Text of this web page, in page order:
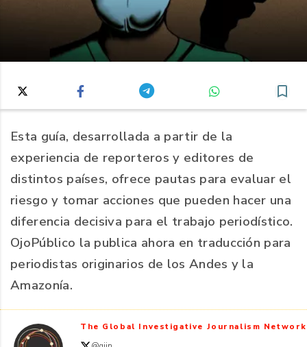
Esta guía, desarrollada a partir de la
experiencia de reporteros y editores de
distintos países, ofrece pautas para evaluar el
riesgo y tomar acciones que pueden hacer una
diferencia decisiva para el trabajo periodístico.
OjoPúblico la publica ahora en traducción para
periodistas originarios de los Andes y la
Amazonía.
The Global Investigative Journalism Network